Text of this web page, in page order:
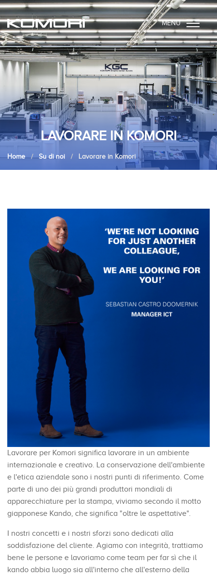
MENU
LAVORARE IN KOMORI
Home Su di noi Lavorare in Komori
Lavorare per Komori significa lavorare in un ambiente
internazionale e creativo. La conservazione dell'ambiente
e l'etica aziendale sono i nostri punti di riferimento. Come
parte di uno dei più grandi produttori mondiali di
apparecchiature per la stampa, viviamo secondo il motto
giapponese Kando, che significa "oltre le aspettative".
I nostri concetti e i nostri sforzi sono dedicati alla
soddisfazione del cliente. Agiamo con integrità, trattiamo
bene le persone e lavoriamo come team per far sì che il
kando abbia luogo sia all'interno che all'esterno della